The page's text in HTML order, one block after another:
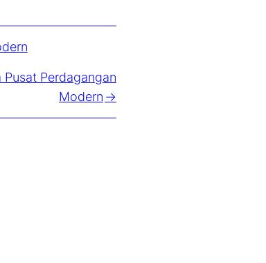
Perdagangan
Modern